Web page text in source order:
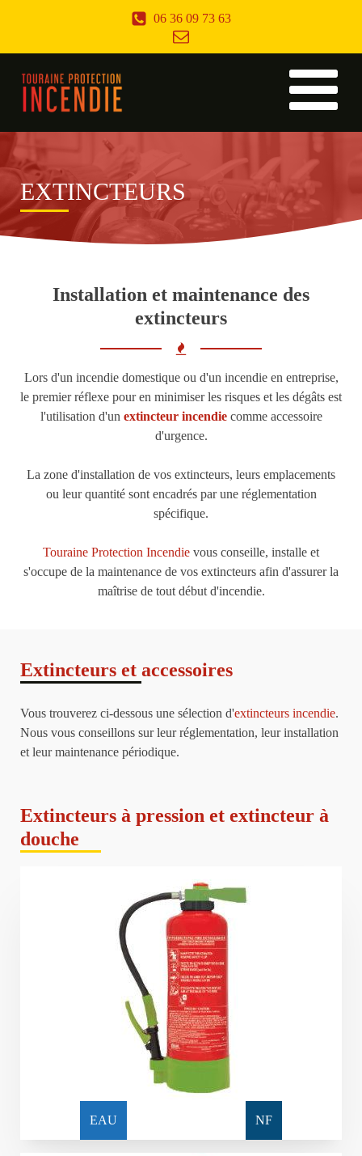
06 36 09 73 63
EXTINCTEURS
Installation et maintenance des
extincteurs
Lors d'un incendie domestique ou d'un incendie en entreprise,
le premier réflexe pour en minimiser les risques et les dégâts est
l'utilisation d'un extincteur incendiecomme accessoire
d'urgence.
La zone d'installation de vos extincteurs, leurs emplacements
ou leur quantité sont encadrés par une réglementation
spécifique.
Touraine Protection Incendie vous conseille, installe et
s'occupe de la maintenance de vos extincteurs afin d'assurer la
maîtrise de tout début d'incendie.
Extincteurs et accessoires
Vous trouverez ci-dessous une sélection d'extincteurs incendie.
Nous vous conseillons sur leur réglementation, leur installation
et leur maintenance périodique.
Extincteurs à pression et extincteur à
douche
EAU NF